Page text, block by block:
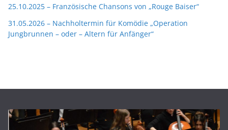
25.10.2025 – Französische Chansons von „Rouge Baiser“
31.05.2026 – Nachholtermin für Komödie „Operation
Jungbrunnen – oder – Altern für Anfänger“